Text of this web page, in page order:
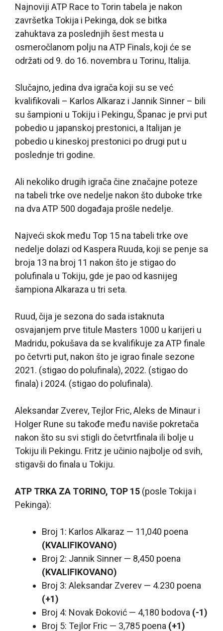
Najnoviji ATP Race to Torin tabela je nakon
završetka Tokija i Pekinga, dok se bitka
zahuktava za poslednjih šest mesta u
osmeročlanom polju na ATP Finals, koji će se
održati od 9. do 16. novembra u Torinu, Italija.
Slučajno, jedina dva igrača koji su se već
kvalifikovali – Karlos Alkaraz i Jannik Sinner – bili
su šampioni u Tokiju i Pekingu, Španac je prvi put
pobedio u japanskoj prestonici, a Italijan je
pobedio u kineskoj prestonici po drugi put u
poslednje tri godine.
Ali nekoliko drugih igrača čine značajne poteze
na tabeli trke ove nedelje nakon što duboke trke
na dva ATP 500 događaja prošle nedelje.
Najveći skok među Top 15 na tabeli trke ove
nedelje dolazi od Kaspera Ruuda, koji se penje sa
broja 13 na broj 11 nakon što je stigao do
polufinala u Tokiju, gde je pao od kasnijeg
šampiona Alkaraza u tri seta.
Ruud, čija je sezona do sada istaknuta
osvajanjem prve titule Masters 1000 u karijeri u
Madridu, pokušava da se kvalifikuje za ATP finale
po četvrti put, nakon što je igrao finale sezone
2021. (stigao do polufinala), 2022. (stigao do
finala) i 2024. (stigao do polufinala).
Aleksandar Zverev, Tejlor Fric, Aleks de Minaur i
Holger Rune su takođe među naviše pokretača
nakon što su svi stigli do četvrtfinala ili bolje u
Tokiju ili Pekingu. Fritz je učinio najbolje od svih,
stigavši do finala u Tokiju.
ATP TRKA ZA TORINO, TOP 15 (posle Tokija i
Pekinga):
Broj 1: Karlos Alkaraz — 11,040 poena
(KVALIFIKOVANO)
Broj 2: Jannik Sinner — 8,450 poena
(KVALIFIKOVANO)
Broj 3: Aleksandar Zverev — 4.230 poena
(+1)
Broj 4: Novak Đoković — 4,180 bodova (-1)
Broj 5: Tejlor Fric — 3,785 poena (+1)